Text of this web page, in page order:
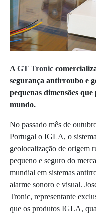
A GT Tronic
segurança antirroubo e
pequenas dimensões
mundo.
No passado mês de
Portugal o IGLA, o
geolocalização de origem
pequeno e seguro do
mundial em sistemas
alarme sonoro e visual.
Tronic, representante
que os produtos IGLA,